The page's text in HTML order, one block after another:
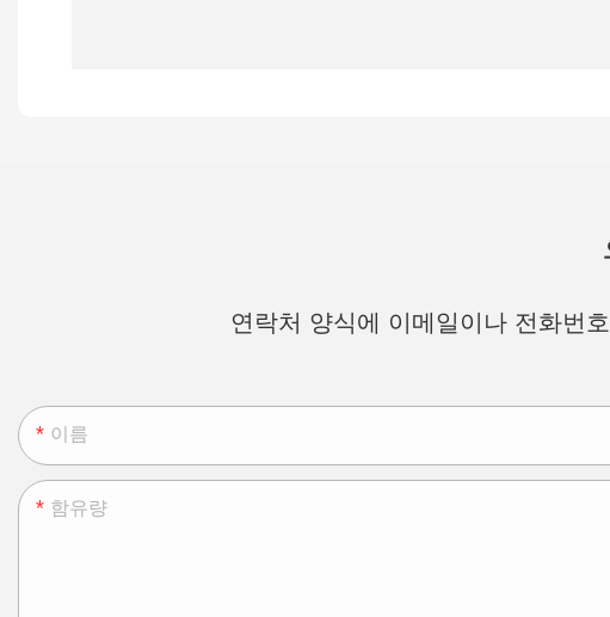
연락처 양식에 이메일이나 전화번
이름
함유량